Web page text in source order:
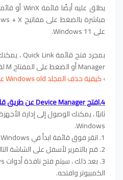
على Windows 11.
Manager أو الضغط على المفتاح M لفتحه.
›كيفية حذف المجلد Windows old على ويندوز 10;8;8.1;7
4.افتح Device Manager عن طريق قائمة أدوات Windows
ثانيًا ، يمكنك الوصول إلى إدارة
Windows.
1. انقر فوق قائمة ابدأ في Windows واختر جميع التطبيقات.
2. قم بالتمرير لأسفل على الشاشة التالية ؛ ابحث عن الأدوات وافتحها.
الكمبيوتر وافتحه.